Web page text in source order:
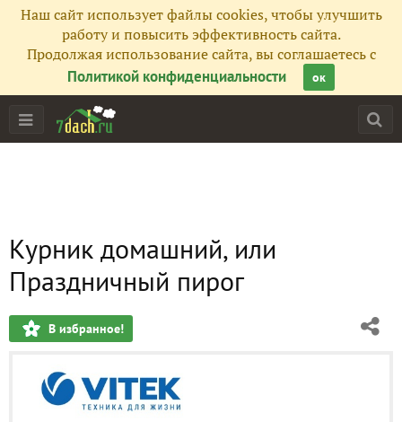
Наш сайт использует файлы cookies, чтобы улучшить
работу и повысить эффективность сайта.
Продолжая использование сайта, вы соглашаетесь с
Политикой конфиденциальности
ок
Курник домашний, или
Праздничный пирог
В избранное!